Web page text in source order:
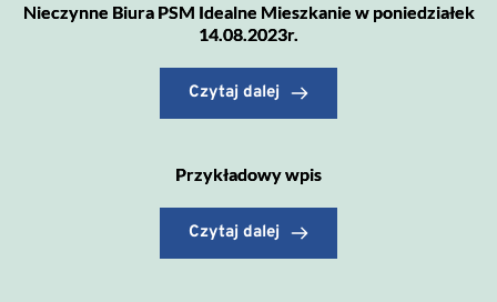
Nieczynne Biura PSM Idealne Mieszkanie w poniedziałek
14.08.2023r.
Czytaj dalej
Przykładowy wpis
Czytaj dalej